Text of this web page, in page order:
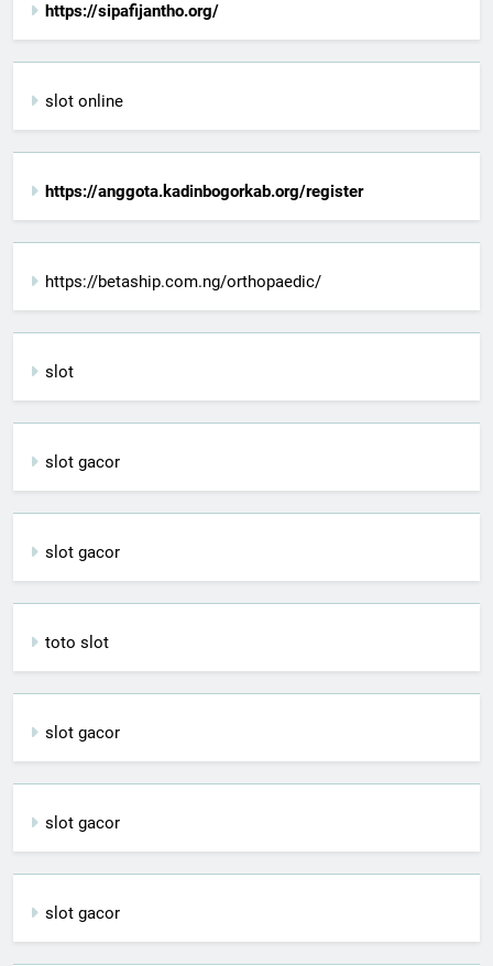
https://sipafijantho.org/
slot online
https://anggota.kadinbogorkab.org/register
https://betaship.com.ng/orthopaedic/
slot
slot gacor
slot gacor
toto slot
slot gacor
slot gacor
slot gacor